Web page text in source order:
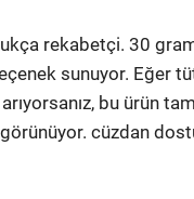
rekabetçi. 30
sunuyor. Eğer
bu ürün
cüzdan